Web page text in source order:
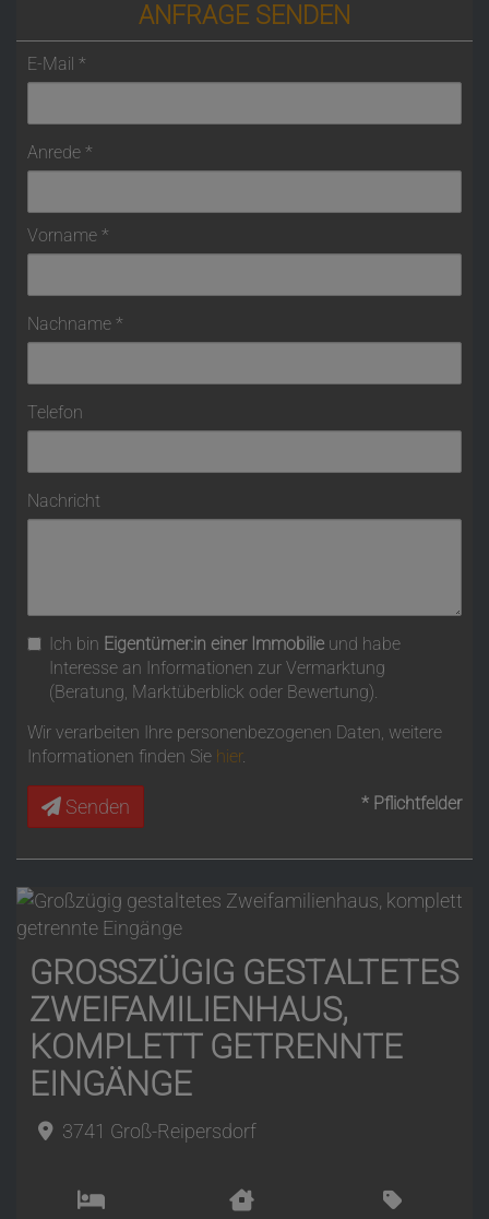
ANFRAGE SENDEN
E-Mail
Anrede
Vorname
Nachname
Telefon
Nachricht
Ich bin Eigentümer:in einer Immobilie und habe
Interesse an Informationen zur Vermarktung
(Beratung, Marktüberblick oder Bewertung).
Wir verarbeiten Ihre personenbezogenen Daten, weitere
Informationen finden Sie hier.
Senden * Pflichtfelder
GROSSZÜGIG GESTALTETES Z
WEIFAMILIENHAUS, K
OMPLETT GETRENNTE E
INGÄNGE
3741 Groß-Reipersdorf